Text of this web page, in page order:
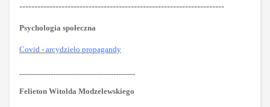
--------------------------------------------------------------------
Psychologia społeczna
Covid - arcydzieło propagandy
------------------------------------------------
Felieton Witolda Modzelewskiego